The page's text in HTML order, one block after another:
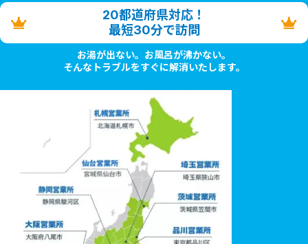
20都道府県対応！
最短30分で訪問
お湯が出ない。お風呂が沸かない。
そんなトラブルをすぐに解消いたします。